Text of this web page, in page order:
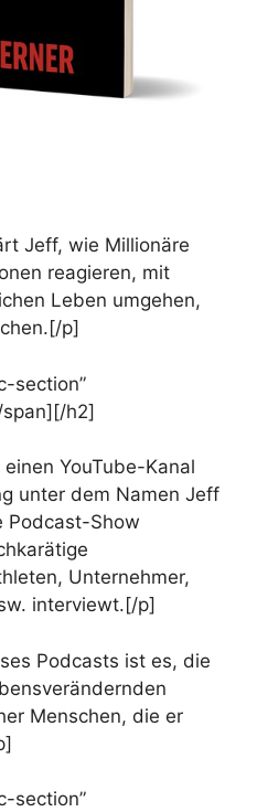
Jeff, wie Millionäre
reagieren, mit
Leben umgehen,
p]
section”
span][/h2]
YouTube-Kanal
unter dem Namen Jeff
Podcast-Show
Unternehmer,
interviewt.[/p]
Podcasts ist es, die
Menschen, die er
section”